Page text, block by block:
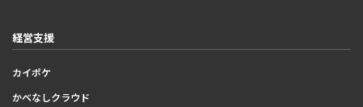
経営支援
カイポケ
かべなしクラウド